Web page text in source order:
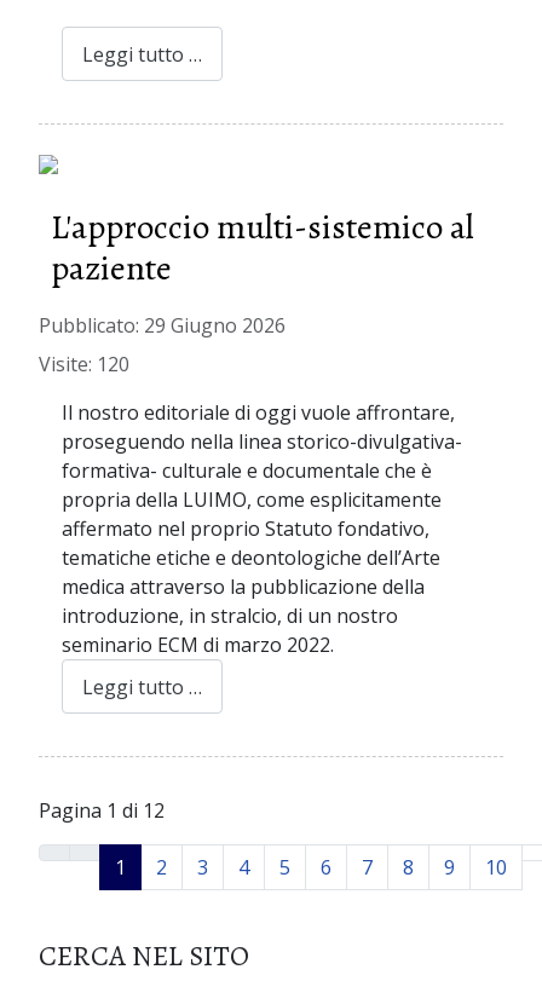
Leggi tutto …
L'approccio multi-sistemico al
paziente
Pubblicato: 29 Giugno 2026
Visite: 120
Il nostro editoriale di oggi vuole affrontare,
proseguendo nella linea storico-divulgativa-
formativa- culturale e documentale che è
propria della LUIMO, come esplicitamente
affermato nel proprio Statuto fondativo,
tematiche etiche e deontologiche dell’Arte
medica attraverso la pubblicazione della
introduzione, in stralcio, di un nostro
seminario ECM di marzo 2022.
Leggi tutto …
Pagina 1 di 12
1 2 3 4 5 6 7 8 9 10
CERCA NEL SITO